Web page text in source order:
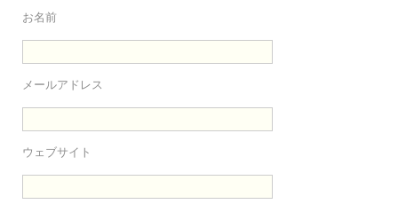
お名前
メールアドレス
ウェブサイト